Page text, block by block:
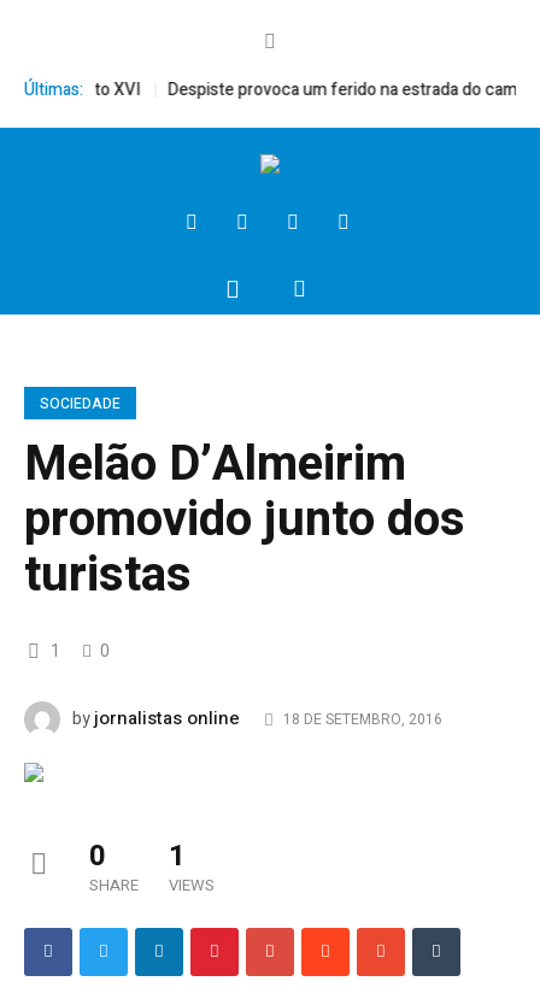
Últimas:
Bento XVI Despiste provoca um ferido na estrada do campo
SOCIEDADE
Melão D’Almeirim
promovido junto dos
turistas
1 0
byjornalistas online 18 DE SETEMBRO, 2016
0
SHARE
1
VIEWS